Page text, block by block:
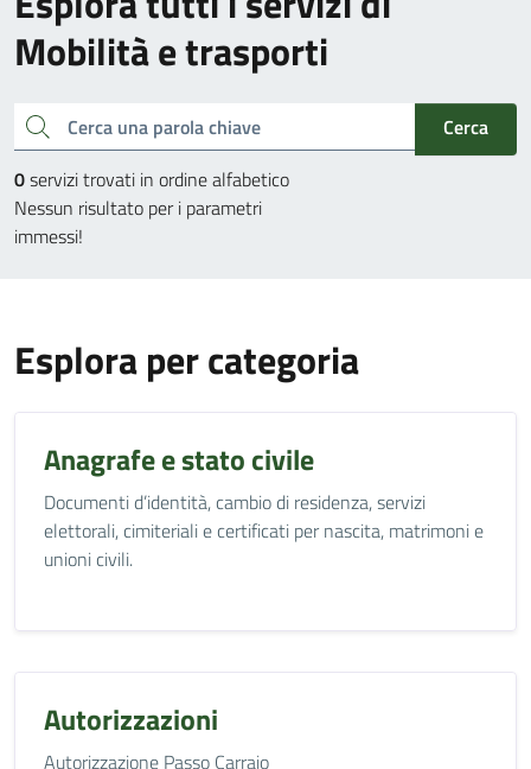
Mobilità e trasporti
Cerca una parola chiave
Cerca
0servizi trovati in ordine alfabetico
Nessun risultato per i parametri
immessi!
Esplora per categoria
Anagrafe e stato civile
Documenti d’identità, cambio di residenza, servizi
elettorali, cimiteriali e certificati per nascita, matrimoni e
unioni civili.
Autorizzazioni
Autorizzazione Passo Carraio